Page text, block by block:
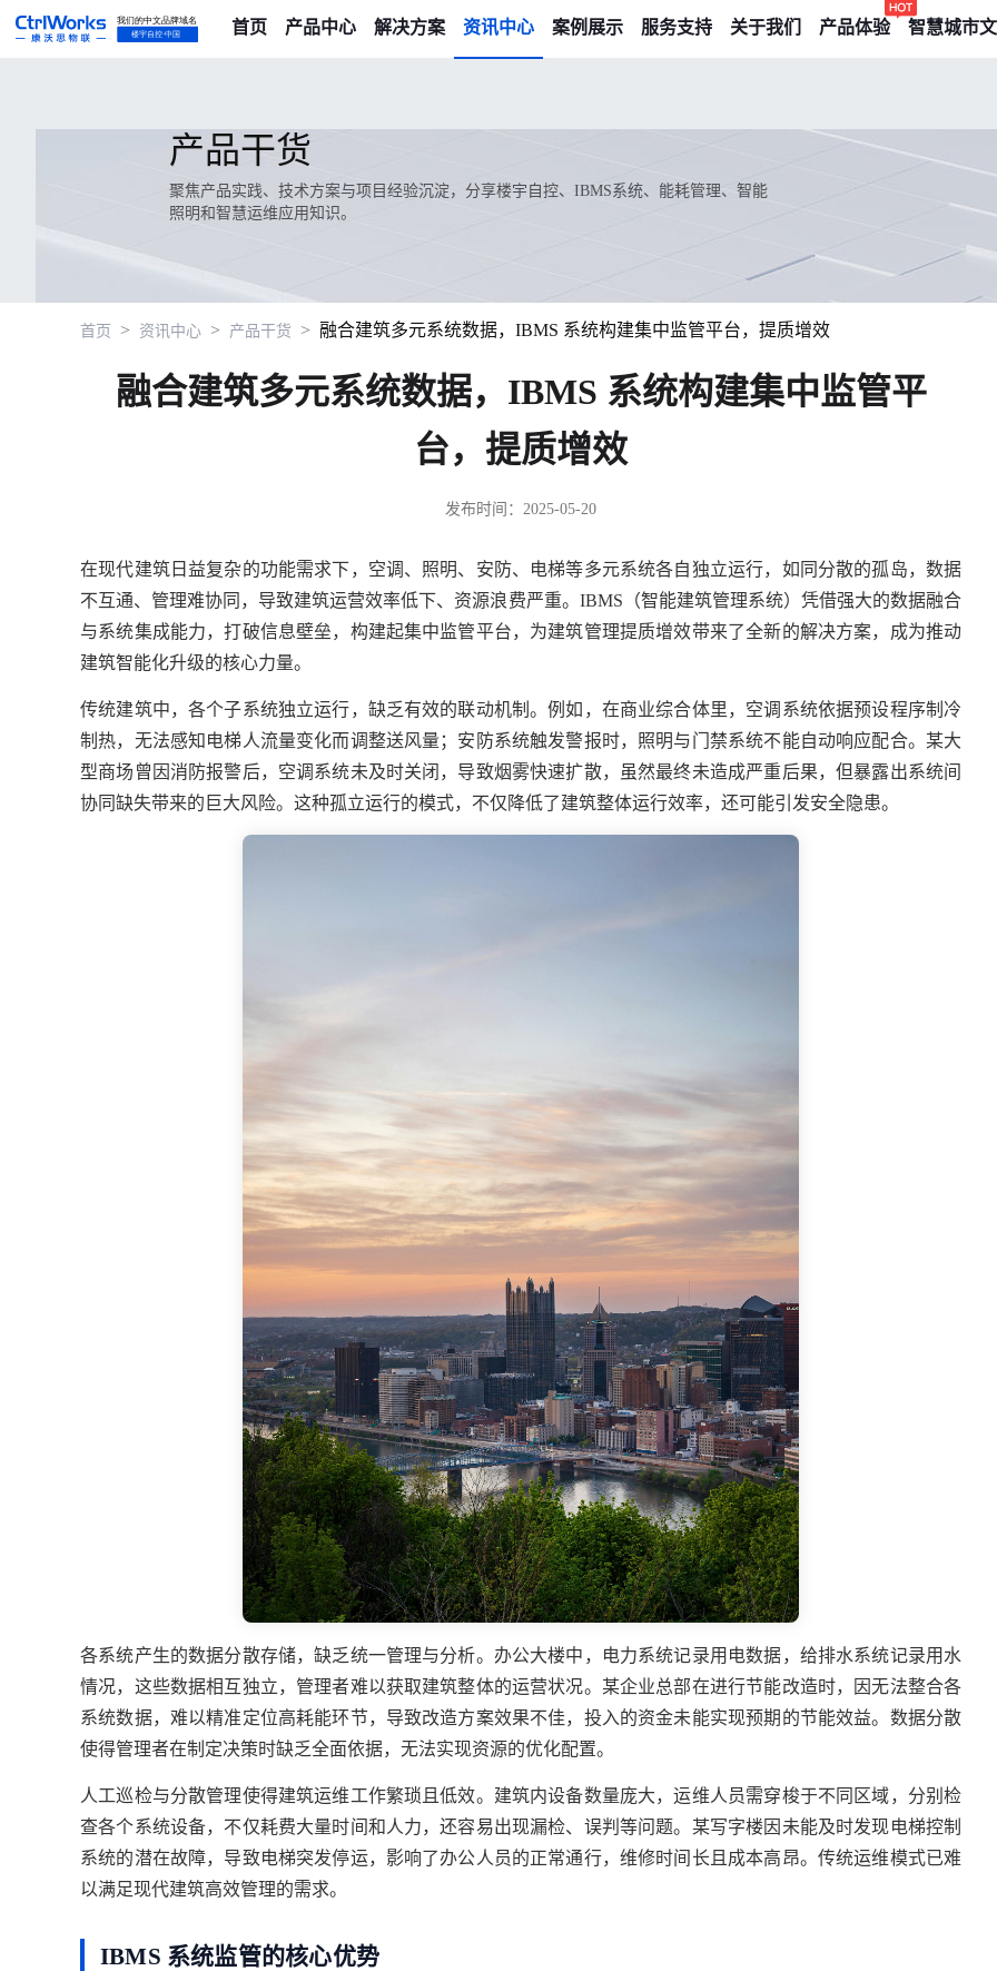
首页 产品中心 解决方案 资讯中心 案例展示 服务支持 关于我们 产品体验 智慧城市
产品干货
聚焦产品实践、技术方案与项目经验沉淀，分享楼宇自控、IBMS系统、能耗管理、智能
照明和智慧运维应用知识。
首页 > 资讯中心 > 产品干货 > 融合建筑多元系统数据，IBMS 系统构建集中监管平台，提质增效
融合建筑多元系统数据，IBMS 系统构建集中监管平
台，提质增效
发布时间：2025-05-20
在现代建筑日益复杂的功能需求下，空调、照明、安防、电梯等多元系统各自独立运行，如同分散的孤岛，数据
不互通、管理难协同，导致建筑运营效率低下、资源浪费严重。 IBMS （智能建筑管理系统）凭借强大的数据融合
与系统集成能力，打破信息壁垒，构建起集中监管平台，为建筑管理提质增效带来了全新的解决方案，成为推动
建筑智能化升级的核心力量。
传统建筑中，各个子系统独立运行，缺乏有效的联动机制。例如，在商业综合体里，空调系统依据预设程序制冷
制热，无法感知电梯人流量变化而调整送风量；安防系统触发警报时，照明与门禁系统不能自动响应配合。某大
型商场曾因消防报警后，空调系统未及时关闭，导致烟雾快速扩散，虽然最终未造成严重后果，但暴露出系统间
协同缺失带来的巨大风险。这种孤立运行的模式，不仅降低了建筑整体运行效率，还可能引发安全隐患。
各系统产生的数据分散存储，缺乏统一管理与分析。办公大楼中，电力系统记录用电数据，给排水系统记录用水
情况，这些数据相互独立，管理者难以获取建筑整体的运营状况。某企业总部在进行节能改造时，因无法整合各
系统数据，难以精准定位高耗能环节，导致改造方案效果不佳，投入的资金未能实现预期的节能效益。数据分散
使得管理者在制定决策时缺乏全面依据，无法实现资源的优化配置。
人工巡检与分散管理使得建筑运维工作繁琐且低效。建筑内设备数量庞大，运维人员需穿梭于不同区域，分别检
查各个系统设备，不仅耗费大量时间和人力，还容易出现漏检、误判等问题。某写字楼因未能及时发现电梯控制
系统的潜在故障，导致电梯突发停运，影响了办公人员的正常通行，维修时间长且成本高昂。传统运维模式已难
以满足现代建筑高效管理的需求。
IBMS 系统监管的核心优势